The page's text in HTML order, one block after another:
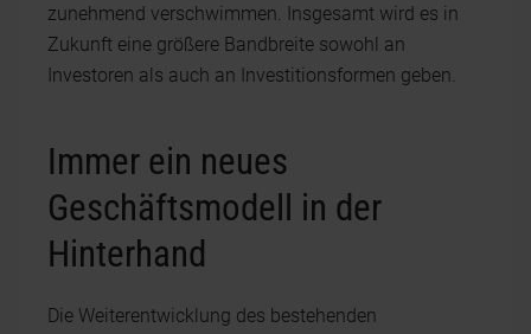
zunehmend verschwimmen. Insgesamt wird es in
Zukunft eine größere Bandbreite sowohl an
Investoren als auch an Investitionsformen geben.
Immer ein neues
Geschäftsmodell in der
Hinterhand
Die Weiterentwicklung des bestehenden